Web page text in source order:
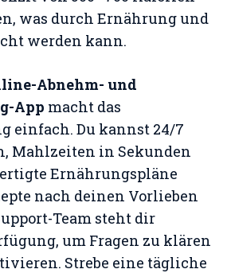
was durch Ernährung und
werden kann.
Abnehm- und
App macht das
einfach. Du kannst 24/7
Mahlzeiten in Sekunden
Ernährungspläne
nach deinen Vorlieben
Team steht dir
um Fragen zu klären
Strebe eine tägliche